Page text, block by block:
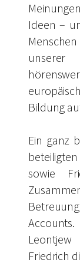
Ideen –
unserer
Bildung
Ein ganz
sowie
Friedrich